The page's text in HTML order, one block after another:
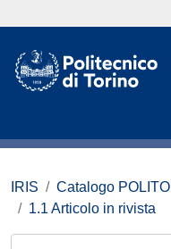
IRIS Catalogo POLITO
1.1 Articolo in rivista